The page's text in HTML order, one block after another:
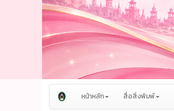
หน้าหลัก สื่อสิ่งพิมพ์